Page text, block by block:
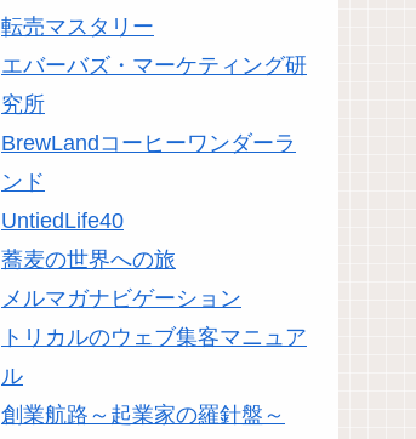
転売マスタリー
エバーバズ・マーケティング研
究所
BrewLandコーヒーワンダーラ
ンド
UntiedLife40
蕎麦の世界への旅
メルマガナビゲーション
トリカルのウェブ集客マニュア
ル
創業航路～起業家の羅針盤～